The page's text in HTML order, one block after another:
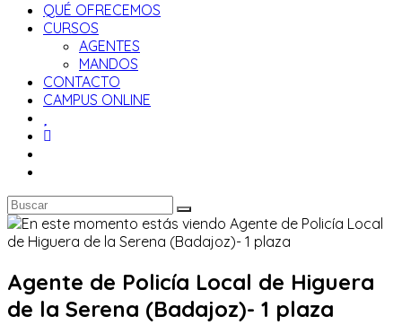
QUÉ OFRECEMOS
CURSOS
AGENTES
MANDOS
CONTACTO
CAMPUS ONLINE
Agente de Policía Local de Higuera
de la Serena (Badajoz)- 1 plaza